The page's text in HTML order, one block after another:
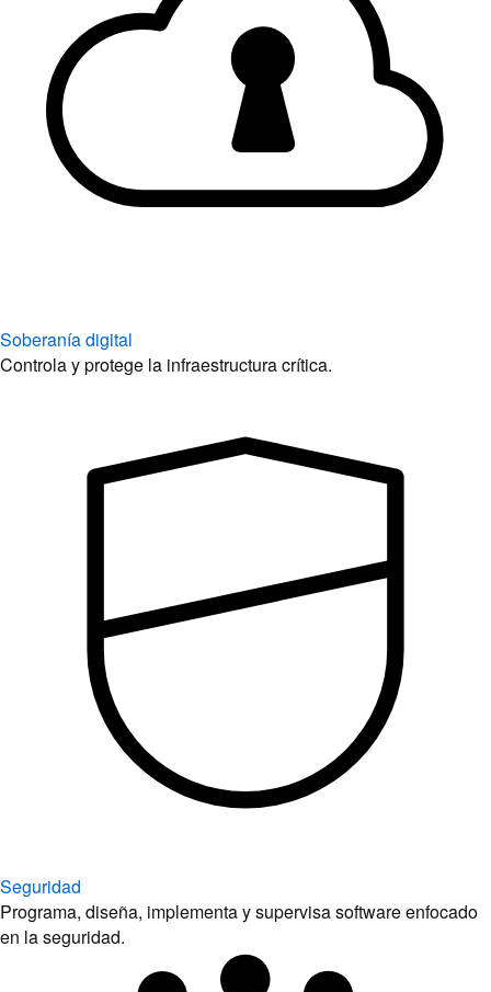
Soberanía digital
Controla y protege la infraestructura crítica.
Seguridad
Programa, diseña, implementa y supervisa software enfocado
en la seguridad.